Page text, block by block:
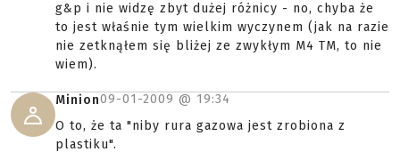
g&p i nie widzę zbyt dużej różnicy - no, chyba że
to jest właśnie tym wielkim wyczynem (jak na razie
nie zetknąłem się bliżej ze zwykłym M4 TM, to nie
wiem).
Minion09-01-2009 @ 19:34
O to, że ta "niby rura gazowa jest zrobiona z
plastiku".